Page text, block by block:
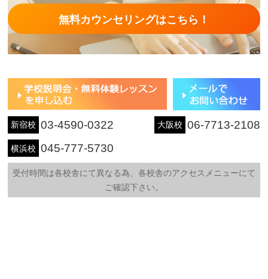
無料カウンセリングはこちら！
新宿校 03-4590-0322 大阪校 06-7713-2108
横浜校 045-777-5730
受付時間は各校舎にて異なる為、各校舎のアクセスメニューにて
ご確認下さい。